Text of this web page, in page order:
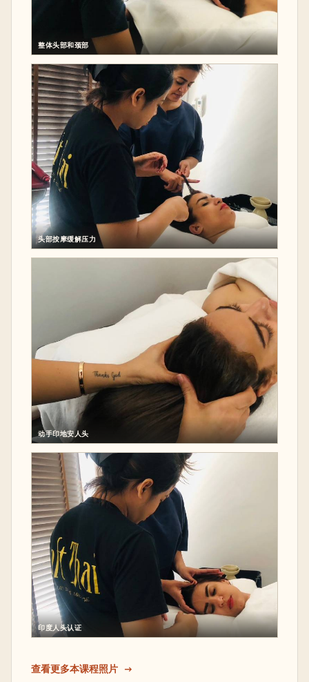
整体头部和颈部
头部按摩缓解压力
动手印地安人头
印度人头认证
查看更多本课程照片